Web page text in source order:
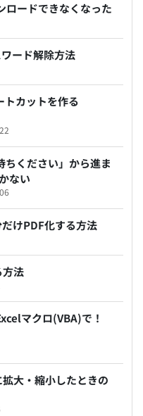
ードできなくなった
ード解除方法
カットを作る
ちください」から進ま
ない
けPDF化する方法
法
マクロ(VBA)で！
大・縮小したときの